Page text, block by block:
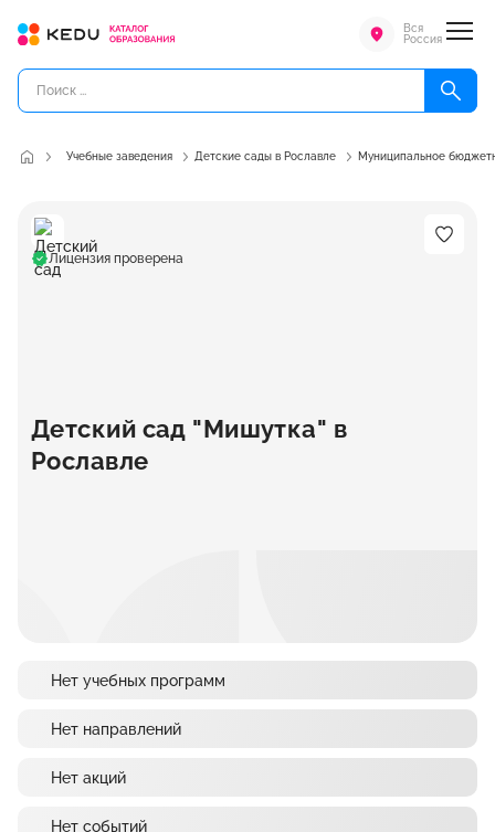
Вся
Россия
Учебные заведения Детские сады в Рославле Муниципальное
Лицензия проверена
Детский сад "Мишутка" в
Рославле
Нет учебных программ
Нет направлений
Нет акций
Нет событий